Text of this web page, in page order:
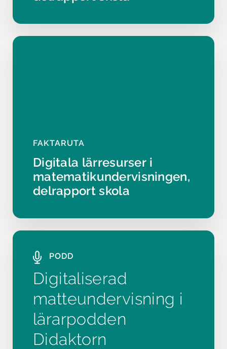
FAKTARUTA
Digitala lärresurser i
matematikundervisningen,
delrapport skola
PODD
Digitaliserad
matteundervisning i
lärarpodden
Didaktorn